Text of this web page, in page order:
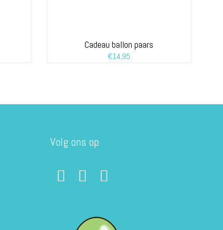
Cadeau ballon paars
€14,95
Volg ons op